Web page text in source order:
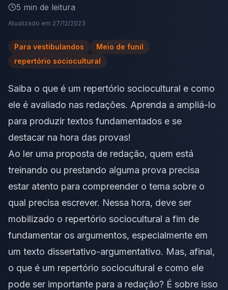
5 min de leitura
Atualizado em 27/12/2023
Para vestibulandos
Meio de funil
repertório sociocultural
Saiba o que é um repertório sociocultural e como
ele é avaliado nas redações. Aprenda a ampliá-lo
para produzir textos fundamentados e se
destacar na hora das provas!
Ao ler uma proposta de redação, quem está
treinando ou prestando alguma prova precisa
estar atento para compreender o tema sobre o
qual precisa escrever. Nessa hora, deve ser
mobilizado o repertório sociocultural a fim de
fundamentar os argumentos, especialmente em
um texto dissertativo-argumentativo. Mas, afinal,
o que é um repertório sociocultural e como ele
pode ser importante para a redação? É sobre isso